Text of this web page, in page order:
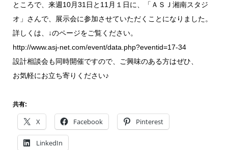
ところで、来週10月31日と11月１日に、「ＡＳＪ湘南スタジ
オ」さんで、展示会に参加させていただくことになりました。
詳しくは、↓のページをご覧ください。
http://www.asj-net.com/event/data.php?eventid=17-34
設計相談会も同時開催ですので、ご興味のある方はぜひ、
お気軽にお立ち寄りください♪
共有:
X Facebook Pinterest
LinkedIn